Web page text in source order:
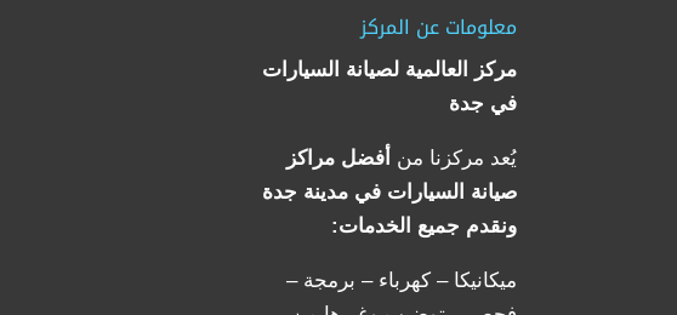
معلومات عن المركز
مركز العالمية لصيانة السيارات
في جدة
يُعد مركزنا من أفضل مراكز
صيانة السيارات في مدينة جدة
ونقدم جميع الخدمات:
ميكانيكا – كهرباء – برمجة –